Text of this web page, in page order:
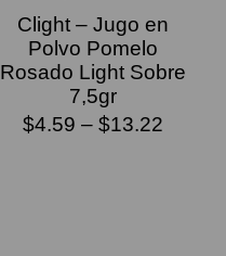
Clight – Jugo en
Polvo Pomelo
Rosado Light Sobre
7,5gr
$4.59 – $13.22